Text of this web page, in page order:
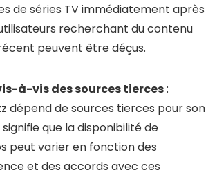
de séries TV immédiatement après
recherchant du contenu
peuvent être déçus.
à-vis des sources tierces:
dépend de sources tierces pour son
que la disponibilité de
peut varier en fonction des
et des accords avec ces